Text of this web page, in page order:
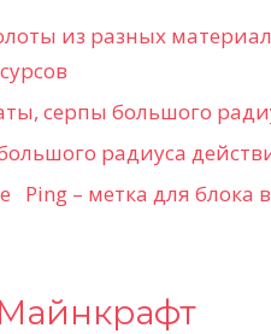
из разных
радиуса
Ping – метка для блока